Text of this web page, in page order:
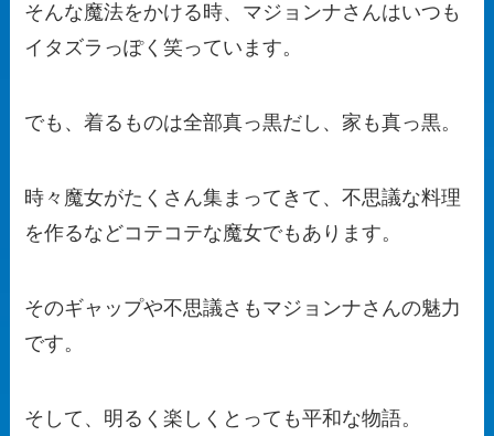
そんな魔法をかける時、マジョンナさんはいつも
イタズラっぽく笑っています。
でも、着るものは全部真っ黒だし、家も真っ黒。
時々魔女がたくさん集まってきて、不思議な料理
を作るなどコテコテな魔女でもあります。
そのギャップや不思議さもマジョンナさんの魅力
です。
そして、明るく楽しくとっても平和な物語。